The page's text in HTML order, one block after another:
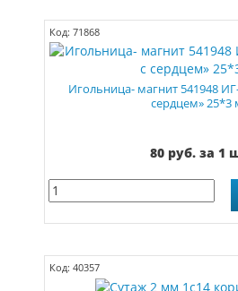
Код: 71868
Игольница- магнит 541948
сердцем» 25*3
80 руб. за 1
Код: 40357